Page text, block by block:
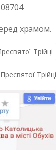
храмом.
Трійці
Трійці